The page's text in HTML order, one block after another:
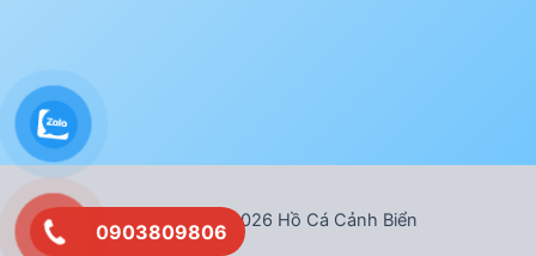
Bản quyền © 2026 Hồ Cá Cảnh Biển
0903809806